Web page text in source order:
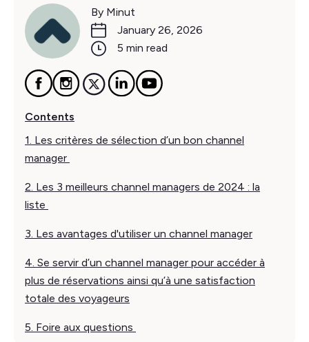
By Minut
January 26, 2026
5 min read
Contents
1. Les critères de sélection d’un bon channel
manager
2. Les 3 meilleurs channel managers de 2024 : la
liste
3. Les avantages d'utiliser un channel manager
4. Se servir d’un channel manager pour accéder à
plus de réservations ainsi qu’à une satisfaction
totale des voyageurs
5. Foire aux questions